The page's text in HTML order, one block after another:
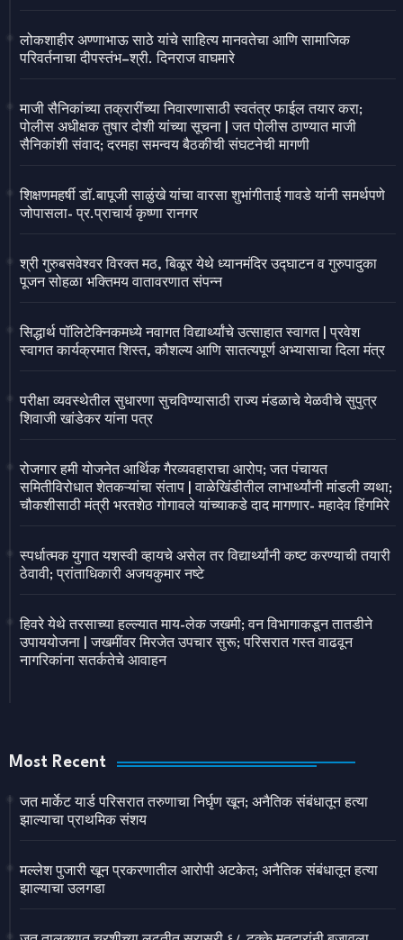
लोकशाहीर अण्णाभाऊ साठे यांचे साहित्य मानवतेचा आणि सामाजिक
परिवर्तनाचा दीपस्तंभ–श्री. दिनराज वाघमारे
माजी सैनिकांच्या तक्रारींच्या निवारणासाठी स्वतंत्र फाईल तयार करा;
पोलीस अधीक्षक तुषार दोशी यांच्या सूचना | जत पोलीस ठाण्यात माजी
सैनिकांशी संवाद; दरमहा समन्वय बैठकीची संघटनेची मागणी
शिक्षणमहर्षी डॉ.बापूजी साळुंखे यांचा वारसा शुभांगीताई गावडे यांनी समर्थपणे
जोपासला- प्र.प्राचार्य कृष्णा रानगर
श्री गुरुबसवेश्वर विरक्त मठ, बिळूर येथे ध्यानमंदिर उद्घाटन व गुरुपादुका
पूजन सोहळा भक्तिमय वातावरणात संपन्न
सिद्धार्थ पॉलिटेक्निकमध्ये नवागत विद्यार्थ्यांचे उत्साहात स्वागत | प्रवेश
स्वागत कार्यक्रमात शिस्त, कौशल्य आणि सातत्यपूर्ण अभ्यासाचा दिला मंत्र
परीक्षा व्यवस्थेतील सुधारणा सुचविण्यासाठी राज्य मंडळाचे येळवीचे सुपुत्र
शिवाजी खांडेकर यांना पत्र
रोजगार हमी योजनेत आर्थिक गैरव्यवहाराचा आरोप; जत पंचायत
समितीविरोधात शेतकऱ्यांचा संताप | वाळेखिंडीतील लाभार्थ्यांनी मांडली व्यथा;
चौकशीसाठी मंत्री भरतशेठ गोगावले यांच्याकडे दाद मागणार- महादेव हिंगमिरे
स्पर्धात्मक युगात यशस्वी व्हायचे असेल तर विद्यार्थ्यांनी कष्ट करण्याची तयारी
ठेवावी; प्रांताधिकारी अजयकुमार नष्टे
हिवरे येथे तरसाच्या हल्ल्यात माय-लेक जखमी; वन विभागाकडून तातडीने
उपाययोजना | जखमींवर मिरजेत उपचार सुरू; परिसरात गस्त वाढवून
नागरिकांना सतर्कतेचे आवाहन
Most Recent
जत मार्केट यार्ड परिसरात तरुणाचा निर्घृण खून; अनैतिक संबंधातून हत्या
झाल्याचा प्राथमिक संशय
मल्लेश पुजारी खून प्रकरणातील आरोपी अटकेत; अनैतिक संबंधातून हत्या
झाल्याचा उलगडा